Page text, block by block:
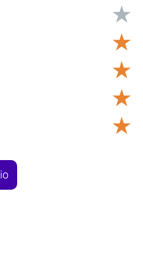
★
★
★
★
★